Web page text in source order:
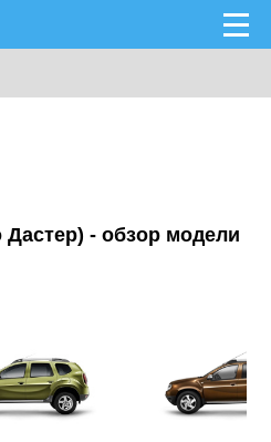
- обзор модели